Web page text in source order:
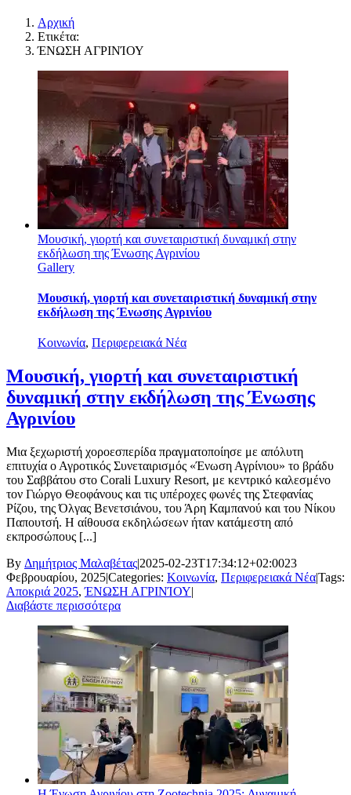
Αρχική
Ετικέτα:
ΈΝΩΣΗ ΑΓΡΙΝΊΟΥ
Μουσική, γιορτή και συνεταιριστική δυναμική στην
εκδήλωση της Ένωσης Αγρινίου
Gallery
Μουσική, γιορτή και συνεταιριστική δυναμική στην
εκδήλωση της Ένωσης Αγρινίου
Κοινωνία, Περιφερειακά Νέα
Μουσική, γιορτή και συνεταιριστική
δυναμική στην εκδήλωση της Ένωσης
Αγρινίου
Μια ξεχωριστή χοροεσπερίδα πραγματοποίησε με απόλυτη
επιτυχία ο Αγροτικός Συνεταιρισμός «Ένωση Αγρίνιου» το βράδυ
του Σαββάτου στο Corali Luxury Resort, με κεντρικό καλεσμένο
τον Γιώργο Θεοφάνους και τις υπέροχες φωνές της Στεφανίας
Ρίζου, της Όλγας Βενετσιάνου, του Άρη Καμπανού και του Νίκου
Παπουτσή. Η αίθουσα εκδηλώσεων ήταν κατάμεστη από
εκπροσώπους [...]
By Δημήτριος Μαλαβέτας|2025-02-23T17:34:12+02:0023
Φεβρουαρίου, 2025|Categories: Κοινωνία, Περιφερειακά Νέα|Tags:
Αποκριά 2025,ΈΝΩΣΗ ΑΓΡΙΝΊΟΥ|
Διαβάστε περισσότερα